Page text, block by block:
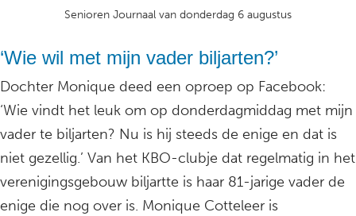
Senioren Journaal van donderdag 6 augustus
‘Wie wil met mijn vader biljarten?’
Dochter Monique deed een oproep op Facebook:
‘Wie vindt het leuk om op donderdagmiddag met mijn
vader te biljarten? Nu is hij steeds de enige en dat is
niet gezellig.’ Van het KBO-clubje dat regelmatig in het
verenigingsgebouw biljartte is haar 81-jarige vader de
enige die nog over is. Monique Cotteleer is